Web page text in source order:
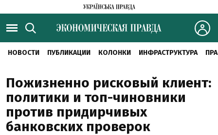
НОВОСТИ ПУБЛИКАЦИИ КОЛОНКИ ИНФРАСТРУКТУРА
Пожизненно рисковый клиент:
политики и топ-чиновники
против придирчивых
банковских проверок